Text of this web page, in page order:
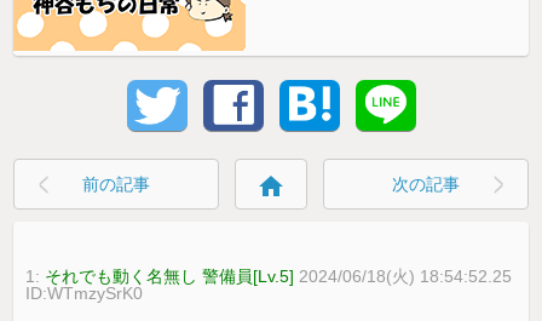
前の記事 home 次の記事
1: それでも動く名無し 警備員[Lv.5] 2024/06/18(火) 18:54:52.25
ID:WTmzySrK0